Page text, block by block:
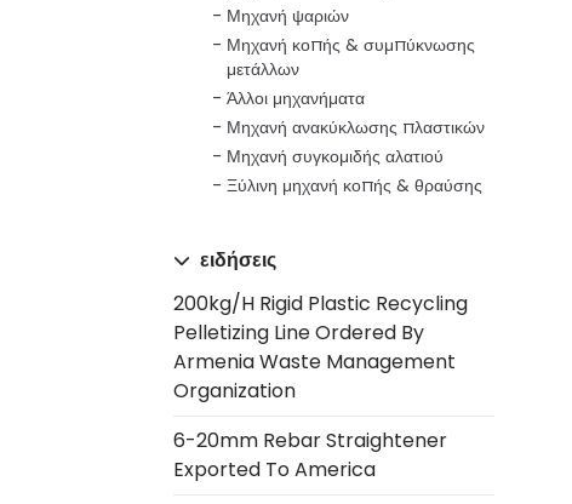
Μηχανή ψαριών
Μηχανή κοπής & συμπύκνωσης
μετάλλων
Άλλοι μηχανήματα
Μηχανή ανακύκλωσης πλαστικών
Μηχανή συγκομιδής αλατιού
Ξύλινη μηχανή κοπής & θραύσης
ειδήσεις
200kg/h Rigid Plastic Recycling
Pelletizing Line Ordered By
Armenia Waste Management
Organization
6-20mm Rebar Straightener
Exported To America